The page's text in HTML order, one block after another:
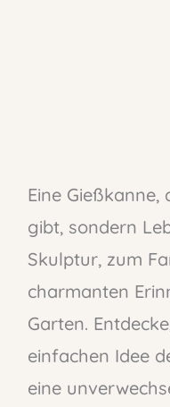
Eine
gibt, sondern
Skulptur, zum
charmanten
Garten.
einfachen Idee
eine